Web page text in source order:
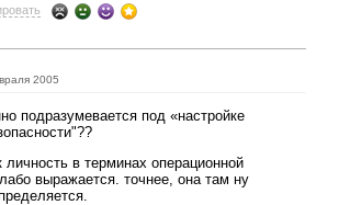
2005
подразумевается под «настройке
личность в терминах операционной
выражается. точнее, она там ну